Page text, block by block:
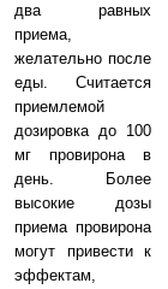
два равных
приема,
желательно после
еды. Считается
приемлемой
дозировка до 100
мг провирона в
день. Более
высокие дозы
приема провирона
могут привести к
эффектам,